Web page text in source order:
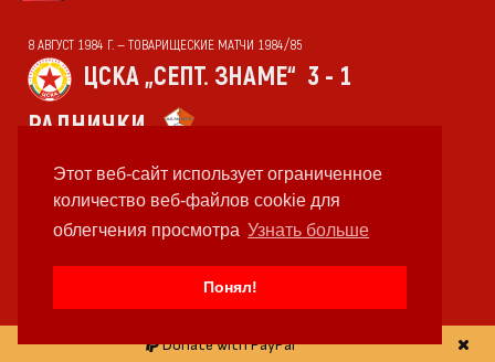
Этот веб-сайт использует ограниченное
количество веб-файлов cookie для
облегчения просмотра Узнать больше
Понял!
8 АВГУСТ 1984 Г. — ТОВАРИЩЕСКИЕ МАТЧИ 1984/85
ЦСКА „СЕПТ. ЗНАМЕ“ 3 - 1
РАДНИЧКИ
8 АВГУСТ 1973 Г. — ТОВАРИЩЕСКИЕ МАТЧИ 1973/74
ЦСКА „СЕПТ. ЗНАМЕ“ 4 - 2
МИНЬОР БУХ
Donate with PayPal